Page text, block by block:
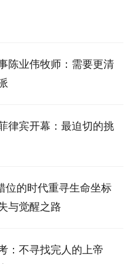
陈业伟牧师：需要更清
律宾开幕：最迫切的挑
位的时代重寻生命坐标
与觉醒之路
：不寻找完人的上帝